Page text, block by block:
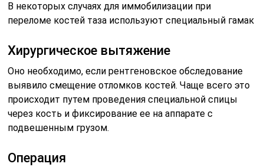
В некоторых случаях для иммобилизации при
переломе костей таза используют специальный гамак
Хирургическое вытяжение
Оно необходимо, если рентгеновское обследование
выявило смещение отломков костей. Чаще всего это
происходит путем проведения специальной спицы
через кость и фиксирование ее на аппарате с
подвешенным грузом.
Операция